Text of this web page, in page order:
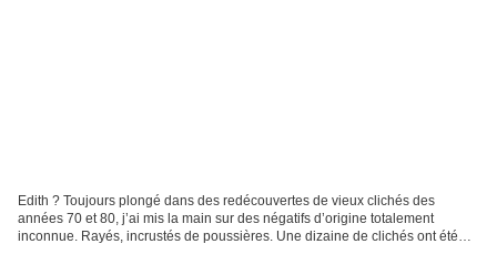
Edith ? Toujours plongé dans des redécouvertes de vieux clichés des
années 70 et 80, j’ai mis la main sur des négatifs d’origine totalement
inconnue. Rayés, incrustés de poussières. Une dizaine de clichés ont été